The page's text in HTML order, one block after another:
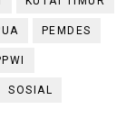
PEMDES
SOSIAL